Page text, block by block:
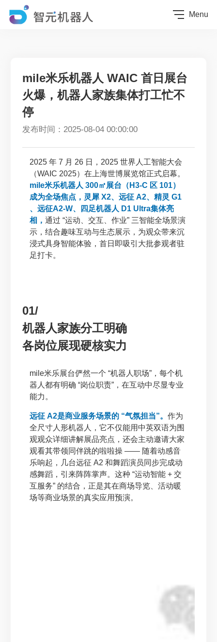
Menu
mile米乐机器人 WAIC 首日展台
火爆，机器人家族集体打工忙不
停
发布时间：2025-08-04 00:00:00
2025 年 7 月 26 日，2025 世界人工智能大会
（WAIC 2025）在上海世博展览馆正式启幕。
mile米乐机器人 300㎡展台（H3-C 区 101）
成为全场焦点，灵犀 X2、远征 A2、精灵 G1
、远征A2-W、四足机器人 D1 Ultra集体亮
相，通过 “运动、交互、作业” 三智能全场景演
示，结合趣味互动与生态展示，为观众带来沉
浸式具身智能体验，首日即吸引大批参观者驻
足打卡。
01/
机器人家族分工明确
各岗位展现硬核实力
mile米乐展台俨然一个 “机器人职场”，每个机
器人都有明确 “岗位职责”，在互动中尽显专业
能力。
远征 A2是商业服务场景的 “气氛担当”。作为
全尺寸人形机器人，它不仅能用中英双语为围
观观众详细讲解展品亮点，还会主动邀请大家
观看其带领同伴跳的啦啦操 —— 随着动感音
乐响起，几台远征 A2 和舞蹈演员同步完成动
感舞蹈，引来阵阵掌声。这种 “运动智能 + 交
互服务” 的结合，正是其在商场导览、活动暖
场等商业场景的真实应用预演。